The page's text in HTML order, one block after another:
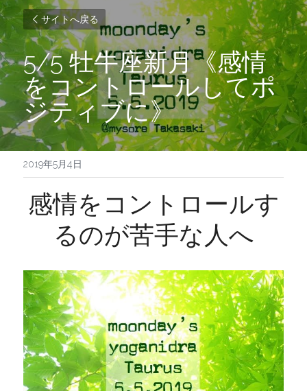
サイトへ戻る
5/5 牡牛座新月《感情
をコントロールしてポ
ジティブに》
2019年5月4日
感情をコントロールす
るのが苦手な人へ